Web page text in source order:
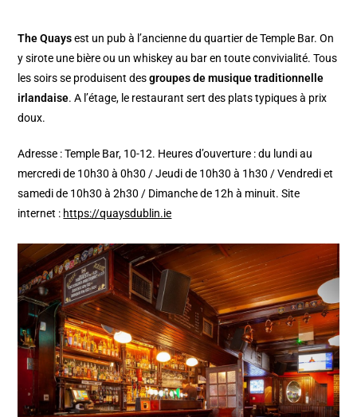
The Quaysest un pub à l’ancienne du quartier de Temple Bar. On
y sirote une bière ou un whiskey au bar en toute convivialité. Tous
les soirs se produisent desgroupes de musique traditionnelle
irlandaise. A l’étage, le restaurant sert des plats typiques à prix
doux.
Adresse : Temple Bar, 10-12. Heures d’ouverture : du lundi au
mercredi de 10h30 à 0h30 / Jeudi de 10h30 à 1h30 / Vendredi et
samedi de 10h30 à 2h30 / Dimanche de 12h à minuit. Site
internet : https://quaysdublin.ie